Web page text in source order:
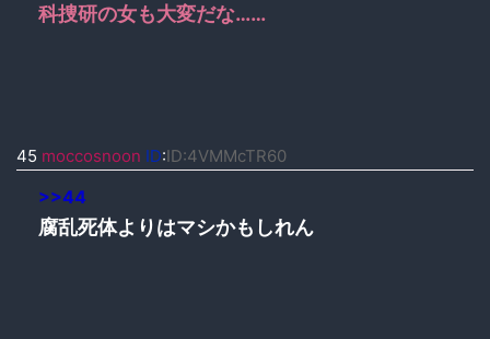
科捜研の女も大変だな……
45 moccosnoon ID:ID:4VMMcTR60
>>44
腐乱死体よりはマシかもしれん